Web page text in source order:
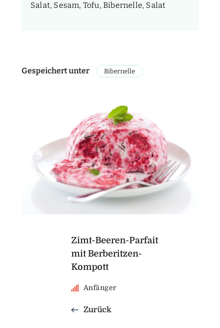
Salat, Sesam, Tofu, Bibernelle, Salat
Gespeichert unter Bibernelle
Zimt-Beeren-Parfait
mit Berberitzen-
Kompott
Anfänger
Zurück